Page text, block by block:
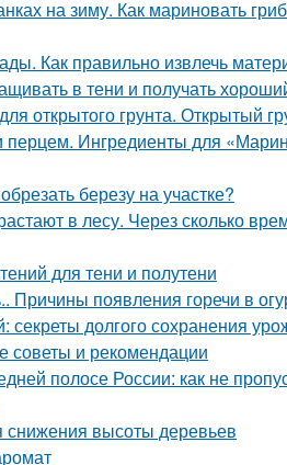
на зиму. Как мариновать
Как правильно извлечь
в тени и получать
открытого грунта. Открытый
перцем. Ингредиенты для
березу на участке?
в лесу. Через сколько
для тени и полутени
Причины появления горечи в
долгого сохранения
советы и рекомендации
полосе России: как не
высоты деревьев